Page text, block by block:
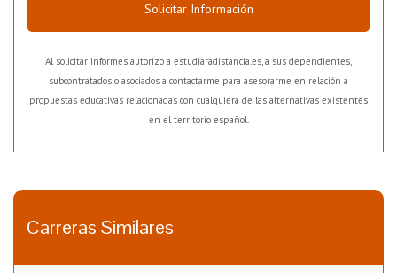
Solicitar Información
Al solicitar informes autorizo a estudiaradistancia.es, a sus dependientes,
subcontratados o asociados a contactarme para asesorarme en relación a
propuestas educativas relacionadas con cualquiera de las alternativas existentes
en el territorio español.
Carreras Similares